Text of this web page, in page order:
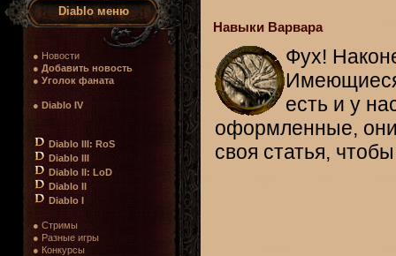
Diablo меню
● Новости
● Добавить новость
● Уголок фаната
● Diablo IV
Diablo III: RoS
Diablo III
Diablo II: LoD
Diablo II
Diablo I
● Стримы
● Разные игры
● Конкурсы
Навыки Варвара
Фух!
Имеющиеся
есть и у
оформленные,
своя статья,